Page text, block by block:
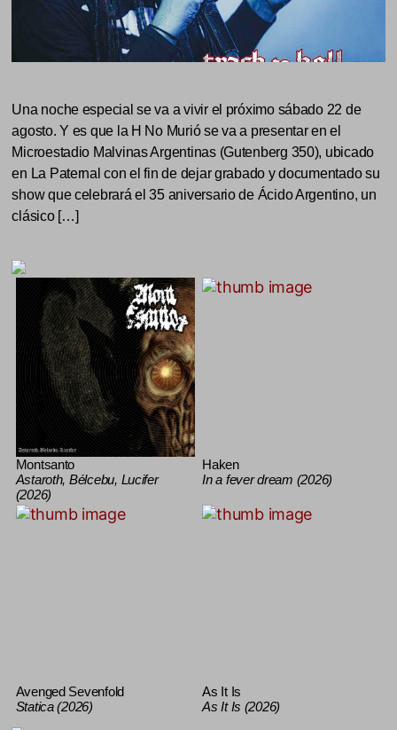
Una noche especial se va a vivir el próximo sábado 22 de
agosto. Y es que la H No Murió se va a presentar en el
Microestadio Malvinas Argentinas (Gutenberg 350), ubicado
en La Paternal con el fin de dejar grabado y documentado su
show que celebrará el 35 aniversario de Ácido Argentino, un
clásico […]
Montsanto
Astaroth, Bélcebu, Lucifer
(2026)
Haken
In a fever dream (2026)
Avenged Sevenfold
Statica (2026)
As It Is
As It Is (2026)